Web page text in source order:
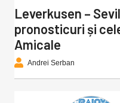
Leverkusen –
pronosticuri și
Amicale
Andrei Serban